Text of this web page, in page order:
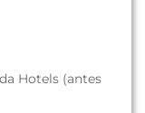
Hotels (antes